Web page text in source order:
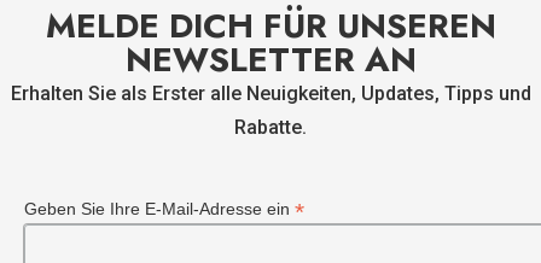
MELDE DICH FÜR UNSEREN
NEWSLETTER AN
Erhalten Sie als Erster alle Neuigkeiten, Updates, Tipps und
Rabatte.
Geben Sie Ihre E-Mail-Adresse ein *